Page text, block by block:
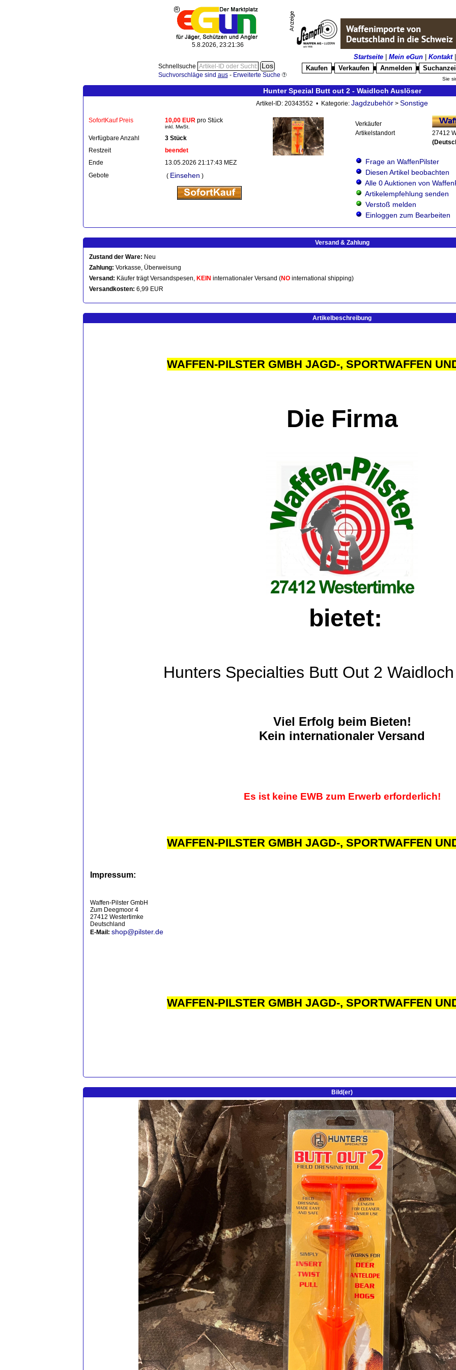
5.8.2026, 23:21:37
Schnellsuche
Suchvorschläge sind aus- Erweiterte Suche
Startseite Mein eGun Kontakt|
Kaufen
Verkaufen Anmelden
Sie
Hunter Spezial Butt out 2 - Waidloch Auslöser
Artikel-ID: 20343552 • Kategorie: Jagdzubehör > Sonstige
SofortKauf Preis 10,00 EUR pro Stück
inkl. MwSt.
Verfügbare Anzahl
3 Stück
Restzeit
beendet
Ende
13.05.2026 21:17:43 MEZ
Gebote
( Einsehen )
Verkäufer
Artikelstandort
27412
Frage an WaffenPilster
Diesen Artikel beobachten
Alle 0 Auktionen von
Artikelempfehlung senden
Verstoß melden
Einloggen zum Bearbeiten
Versand & Zahlung
Zustand der Ware: Neu
Zahlung: Vorkasse, Überweisung
Versand: Käufer trägt Versandspesen, KEIN internationaler Versand (NO international shipping)
Versandkosten: 6,99 EUR
Artikelbeschreibung
WAFFEN-PILSTER GMBH JAGD-, SPORTWAFFEN
Die Firma
bietet:
Hunters Specialties Butt Out 2
Viel Erfolg beim Bieten!
Kein internationaler Versand
Es ist keine EWB zum Erwerb erforderlich!
WAFFEN-PILSTER GMBH JAGD-, SPORTWAFFEN
Impressum:
Waffen-Pilster GmbH
Zum Deegmoor 4
27412 Westertimke
Deutschland
E-Mail: shop@pilster.de
WAFFEN-PILSTER GMBH JAGD-, SPORTWAFFEN
Bild(er)